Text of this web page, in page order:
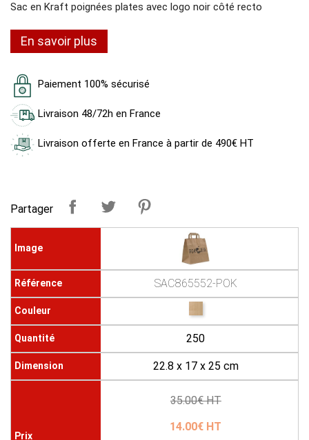
Sac en Kraft poignées plates avec logo noir côté recto
En savoir plus
Paiement 100% sécurisé
Livraison 48/72h en France
Livraison offerte en France à partir de 490€ HT
Partager
SAC865552-POK
250
22.8 x 17 x 25 cm
35.00€ HT
14.00€ HT